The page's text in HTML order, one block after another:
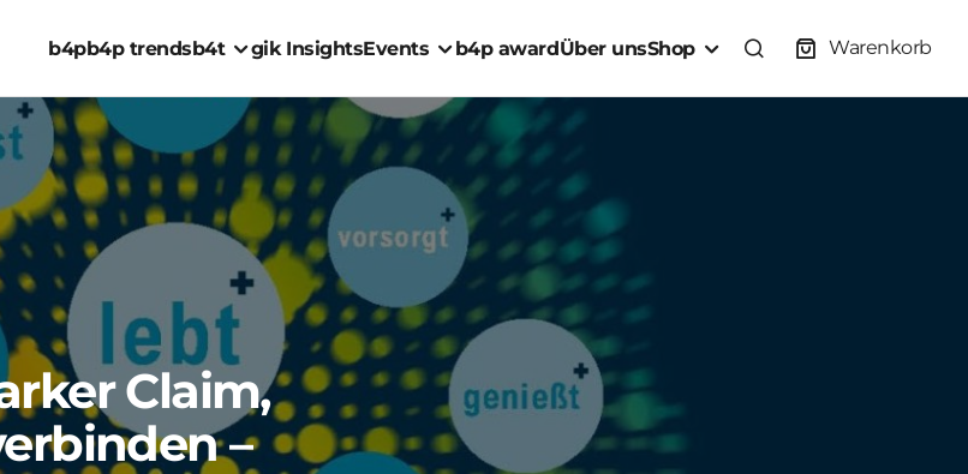
b4pb4p trendsb4t gik InsightsEvents b4p awardÜber unsShop Warenkorb
Claim,
–